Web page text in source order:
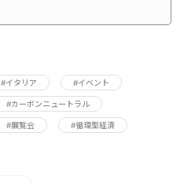
#イタリア #イベント
#カーボンニュートラル
#展覧会 #循環型経済